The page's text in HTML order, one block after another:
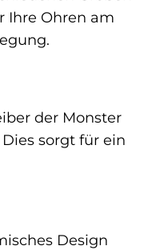
Ihre Ohren am
der Monster
sorgt für ein
Design